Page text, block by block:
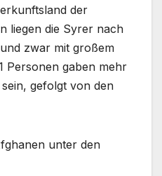
der
liegen die Syrer nach
zwar mit großem
Personen gaben mehr
gefolgt von den
unter den